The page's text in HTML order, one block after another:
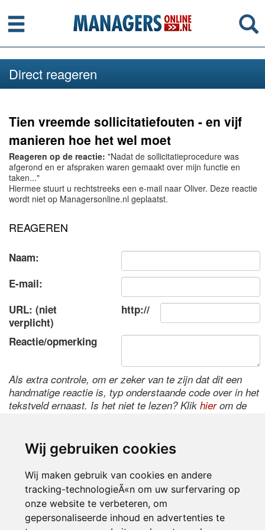
Wij gebruiken cookies
Wij maken gebruik van cookies en andere
tracking-technologieÃ«n om uw surfervaring op
onze website te verbeteren, om
gepersonaliseerde inhoud en advertenties te
Menu
Direct reageren
Tien vreemde sollicitatiefouten - en vijf
manieren hoe het wel moet
Reageren op de reactie: "Nadat de sollicitatieprocedure was
afgerond en er afspraken waren gemaakt over mijn functie en
taken..."
Hiermee stuurt u rechtstreeks een e-mail naar Oliver. Deze reactie
wordt niet op Managersonline.nl geplaatst.
REAGEREN
Naam:
E-mail:
URL: (niet
verplicht)
http://
Reactie/opmerking
Als extra controle, om er zeker van te zijn dat dit een
handmatige reactie is, typ onderstaande code over in het
tekstveld ernaast. Is het niet te lezen? Klik hierom de